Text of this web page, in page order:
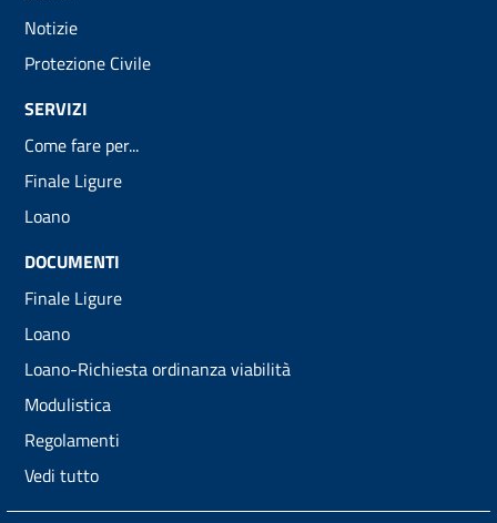
Notizie
Protezione Civile
SERVIZI
Come fare per...
Finale Ligure
Loano
DOCUMENTI
Finale Ligure
Loano
Loano-Richiesta ordinanza viabilità
Modulistica
Regolamenti
Vedi tutto